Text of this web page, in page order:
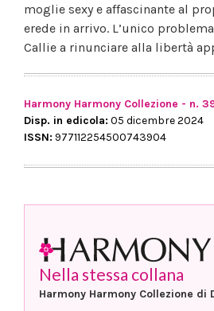
moglie sexy e affascinante al
erede in arrivo. L’unico
Callie a rinunciare alla libertà
Harmony Harmony Collezione - n.
Disp. in edicola: 05 dicembre 2024
ISSN: 977112254500743904
Nella stessa collana
Harmony Harmony Collezione di